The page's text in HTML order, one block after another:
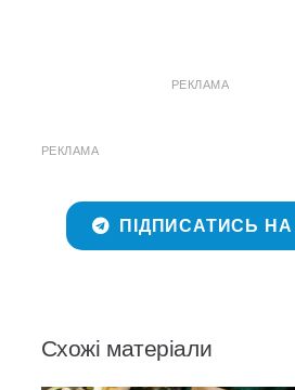
РЕКЛАМА
РЕКЛАМА
ПІДПИСАТИСЬ НА
Схожі матеріали